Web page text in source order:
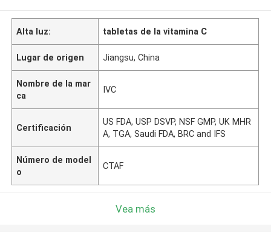
Alta luz: tabletas de la vitamina C
Lugar de origen Jiangsu, China
Nombre de la mar
ca
IVC
Certificación
US FDA, USP DSVP, NSF GMP, UK MHR
A, TGA, Saudi FDA, BRC and IFS
Número de model
o
CTAF
Vea más